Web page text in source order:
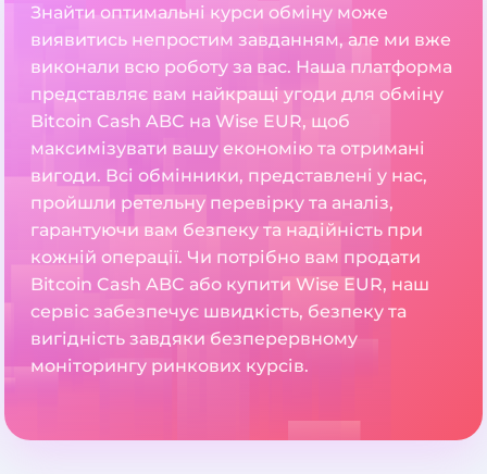
Знайти оптимальні курси обміну може
виявитись непростим завданням, але ми вже
виконали всю роботу за вас. Наша платформа
представляє вам найкращі угоди для обміну
Bitcoin Cash ABC на Wise EUR, щоб
максимізувати вашу економію та отримані
вигоди. Всі обмінники, представлені у нас,
пройшли ретельну перевірку та аналіз,
гарантуючи вам безпеку та надійність при
кожній операції. Чи потрібно вам продати
Bitcoin Cash ABC або купити Wise EUR, наш
сервіс забезпечує швидкість, безпеку та
вигідність завдяки безперервному
моніторингу ринкових курсів.